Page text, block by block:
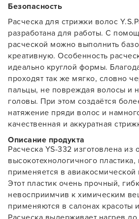
Безопасность
Расческа для стрижки волос
разработана для работы. С
расческой можно выполнить
креативную. Особенность
идеально круглой формы.
проходят так же мягко, словно
пальцы, не повреждая волосы и
головы. При этом создаётся
натяжение пряди волос и
качественная и аккуратная
Описание продукта
Расческа YS-332 изготовлена из
высокотехнологичного пластика,
применяется в
Этот пластик очень прочный,
невосприимчив к химическим
применяются в салонах красоты